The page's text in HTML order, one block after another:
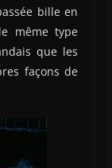
bille en
même type
que les
façons de